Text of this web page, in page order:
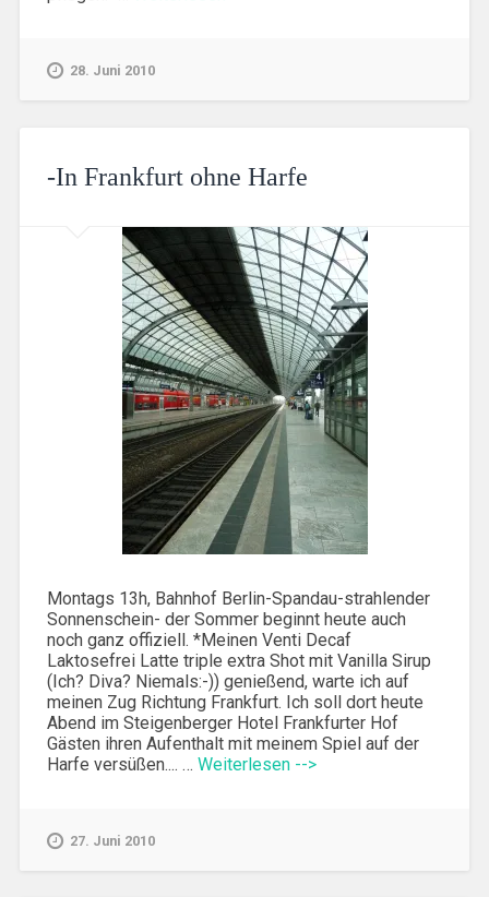
28. Juni 2010
-In Frankfurt ohne Harfe
Montags 13h, Bahnhof Berlin-Spandau-strahlender
Sonnenschein- der Sommer beginnt heute auch
noch ganz offiziell. *Meinen Venti Decaf
Laktosefrei Latte triple extra Shot mit Vanilla Sirup
(Ich? Diva? Niemals:-)) genießend, warte ich auf
meinen Zug Richtung Frankfurt. Ich soll dort heute
Abend im Steigenberger Hotel Frankfurter Hof
Gästen ihren Aufenthalt mit meinem Spiel auf der
Harfe versüßen.... … Weiterlesen -->
27. Juni 2010